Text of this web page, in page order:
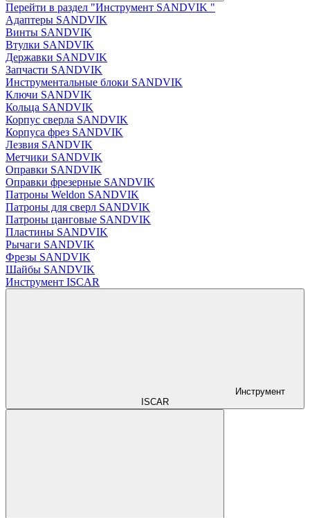
Перейти в раздел "Инструмент SANDVIK "
Адаптеры SANDVIK
Винты SANDVIK
Втулки SANDVIK
Державки SANDVIK
Запчасти SANDVIK
Инструментальные блоки SANDVIK
Ключи SANDVIK
Кольца SANDVIK
Корпус сверла SANDVIK
Корпуса фрез SANDVIK
Лезвия SANDVIK
Метчики SANDVIK
Оправки SANDVIK
Оправки фрезерные SANDVIK
Патроны Weldon SANDVIK
Патроны для сверл SANDVIK
Патроны цанговые SANDVIK
Пластины SANDVIK
Рычаги SANDVIK
Фрезы SANDVIK
Шайбы SANDVIK
Инструмент ISCAR
Инструмент
ISCAR